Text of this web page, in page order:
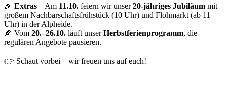
🎉 Extras – Am 11.10. feiern wir unser20-jähriges Jubiläum mit
großem Nachbarschaftsfrühstück (10 Uhr) und Flohmarkt (ab 11
Uhr) in der Alpheide.
🍂 Vom 20.–26.10. läuft unserHerbstferienprogramm, die
regulären Angebote pausieren.
👉 Schaut vorbei – wir freuen uns auf euch!